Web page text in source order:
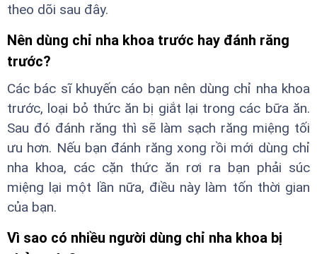
theo dõi sau đây.
Nên dùng chỉ nha khoa trước hay đánh răng
trước?
Các bác sĩ khuyến cáo bạn nên dùng chỉ nha khoa
trước, loại bỏ thức ăn bị giắt lại trong các bữa ăn.
Sau đó đánh răng thì sẽ làm sạch răng miệng tối
ưu hơn. Nếu bạn đánh răng xong rồi mới dùng chỉ
nha khoa, các cặn thức ăn rơi ra bạn phải súc
miệng lại một lần nữa, điều này làm tốn thời gian
của bạn.
Vì sao có nhiều người dùng chỉ nha khoa bị